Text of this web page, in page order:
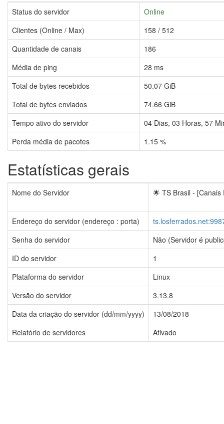
Status do servidor
Online
Clientes (Online / Max)
158 / 512
Quantidade de canais
186
Média de ping
28 ms
Total de bytes recebidos
50.07 GiB
Total de bytes enviados
74.66 GiB
Tempo ativo do servidor
04 Dias, 03 Horas, 57
Perda média de pacotes
1.15 %
Estatísticas gerais
Nome do Servidor 🌟 TS Brasil -
Endereço do servidor (endereço : porta)
Senha do servidor
Não (Servidor é
ID do servidor
1
Plataforma do servidor
Linux
Versão do servidor
3.13.8
Data da criação do servidor (dd/mm/yyyy)
13/08/2018
Relatório de servidores
Ativado